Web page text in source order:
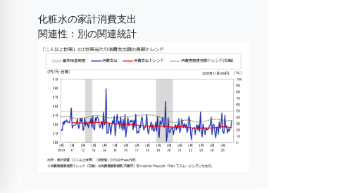
化粧水の家計消費支出
関連性：別の関連統計